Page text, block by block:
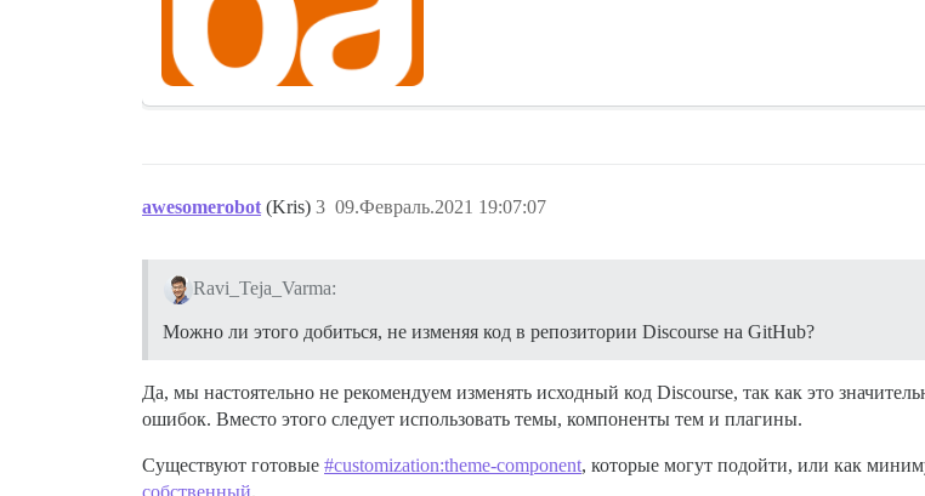
awesomerobot (Kris) 09.Февраль.2021 19:07:07
3
Ravi_Teja_Varma:
Можно ли этого добиться, не изменяя код в репозитории Discourse на GitHub?
Да, мы настоятельно не рекомендуем изменять исходный код Discourse, так как это
ошибок. Вместо этого следует использовать темы, компоненты тем и плагины.
Существуют готовые #customization:theme-component, которые могут подойти, или как
собственный.